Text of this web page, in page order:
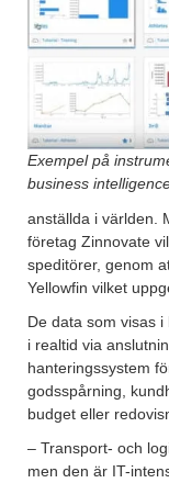
Exempel på
business
anställda i världen.
företag Zinnovate
speditörer, genom
Yellowfin vilket
De data som visas
i realtid via
hanteringssystem
godsspårning,
budget eller
– Transport- och
men den är IT-